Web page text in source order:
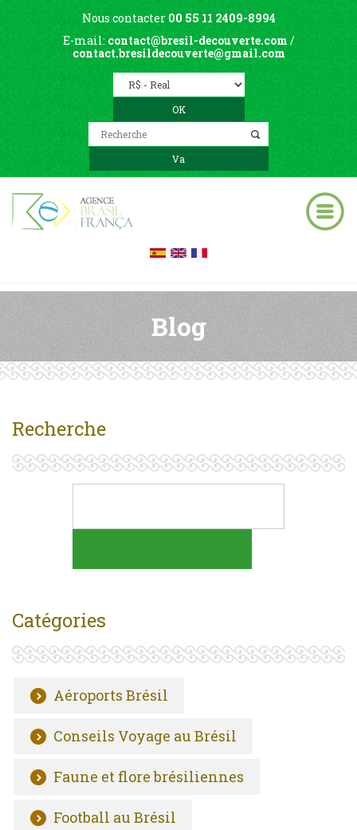
Nous contacter 00 55 11 2409-8994
E-mail: contact@bresil-decouverte.com /
contact.bresildecouverte@gmail.com
Blog
Recherche
Catégories
Aéroports Brésil
Conseils Voyage au Brésil
Faune et flore brésiliennes
Football au Brésil